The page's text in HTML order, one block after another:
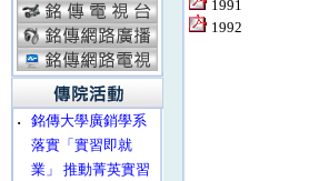
‧
銘傳大學廣銷學系
落實「實習即就
業」 推動菁英實習
1991
1992